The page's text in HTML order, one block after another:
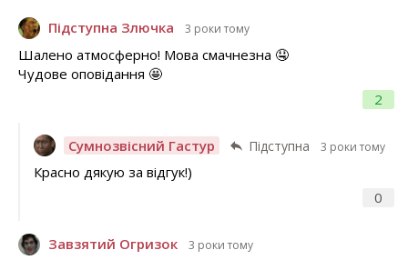
Підступна Злючка 3 роки тому
2
Шалено атмосферно! Мова смачнезна 🤤
Чудове оповідання 🤩
Сумнозвісний Гастур Підступна 3 роки тому
0
Красно дякую за відгук!)
Завзятий Огризок 3 роки тому